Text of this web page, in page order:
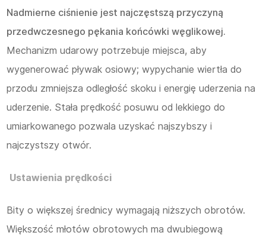
Nadmierne ciśnienie jest najczęstszą przyczyną
przedwczesnego pękania końcówki węglikowej.
Mechanizm udarowy potrzebuje miejsca, aby
wygenerować pływak osiowy; wypychanie wiertła do
przodu zmniejsza odległość skoku i energię uderzenia na
uderzenie. Stała prędkość posuwu od lekkiego do
umiarkowanego pozwala uzyskać najszybszy i
najczystszy otwór.
Ustawienia prędkości
Bity o większej średnicy wymagają niższych obrotów.
Większość młotów obrotowych ma dwubiegową